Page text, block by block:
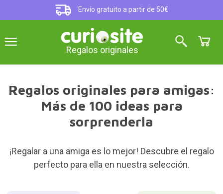
Envío gratuito a partir de 50€
Regalos originales
Regalos originales para amigas:
Más de 100 ideas para
sorprenderla
¡Regalar a una amiga es lo mejor! Descubre el regalo
perfecto para ella en nuestra selección.